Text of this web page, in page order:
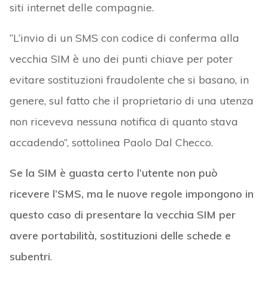
siti internet delle compagnie.
“L’invio di un SMS con codice di conferma alla
vecchia SIM è uno dei punti chiave per poter
evitare sostituzioni fraudolente che si basano, in
genere, sul fatto che il proprietario di una utenza
non riceveva nessuna notifica di quanto stava
accadendo”, sottolinea Paolo Dal Checco.
Se la SIM è guasta certo l’utente non può
ricevere l’SMS, ma le nuove regole impongono in
questo caso di presentare la vecchia SIM per
avere portabilità, sostituzioni delle schede e
subentri.